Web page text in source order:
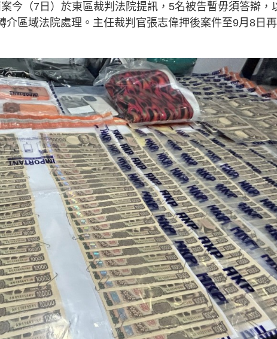
今（7日）於東區裁判法院提訊，5名被告暫毋須答辯，
區域法院處理。主任裁判官張志偉押後案件至9月8日再